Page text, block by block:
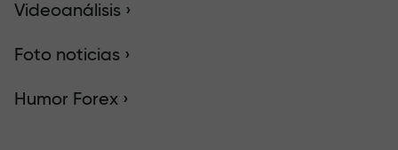
Videoanálisis ›
Foto noticias ›
Humor Forex ›